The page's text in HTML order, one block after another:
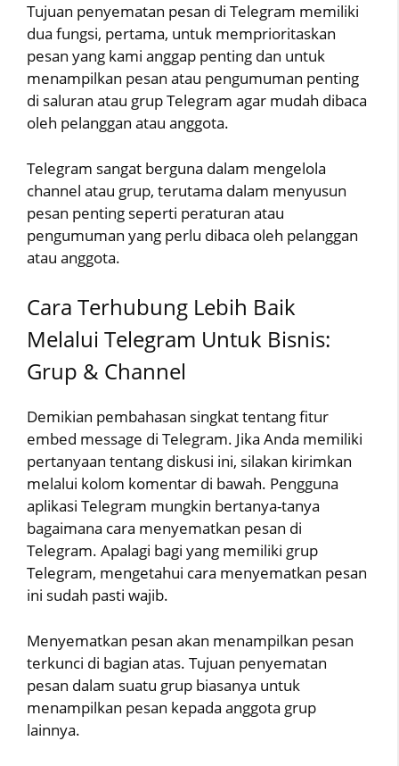
Tujuan penyematan pesan di Telegram memiliki
dua fungsi, pertama, untuk memprioritaskan
pesan yang kami anggap penting dan untuk
menampilkan pesan atau pengumuman penting
di saluran atau grup Telegram agar mudah dibaca
oleh pelanggan atau anggota.
Telegram sangat berguna dalam mengelola
channel atau grup, terutama dalam menyusun
pesan penting seperti peraturan atau
pengumuman yang perlu dibaca oleh pelanggan
atau anggota.
Cara Terhubung Lebih Baik
Melalui Telegram Untuk Bisnis:
Grup & Channel
Demikian pembahasan singkat tentang fitur
embed message di Telegram. Jika Anda memiliki
pertanyaan tentang diskusi ini, silakan kirimkan
melalui kolom komentar di bawah. Pengguna
aplikasi Telegram mungkin bertanya-tanya
bagaimana cara menyematkan pesan di
Telegram. Apalagi bagi yang memiliki grup
Telegram, mengetahui cara menyematkan pesan
ini sudah pasti wajib.
Menyematkan pesan akan menampilkan pesan
terkunci di bagian atas. Tujuan penyematan
pesan dalam suatu grup biasanya untuk
menampilkan pesan kepada anggota grup
lainnya.